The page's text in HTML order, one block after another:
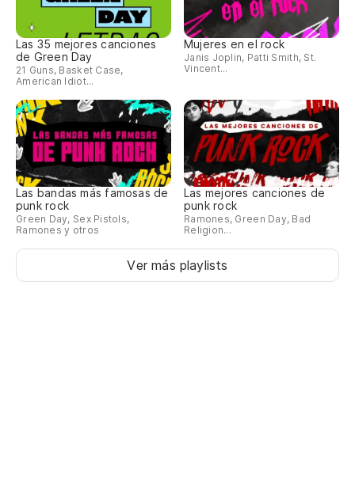
Las 35 mejores canciones
de Green Day
21 Guns, Basket Case,
American Idiot...
Mujeres en el rock
Janis Joplin, Patti Smith, St.
Vincent...
Las bandas más famosas de
punk rock
Green Day, Sex Pistols,
Ramones y otros
Las mejores canciones de
punk rock
Ramones, Green Day, Bad
Religion...
Ver más playlists